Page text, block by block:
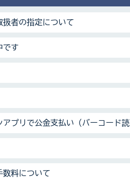
扱者の指定について
です
アプリで公金支払い（バーコード読
数料について